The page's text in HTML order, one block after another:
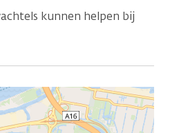
kunnen helpen bij